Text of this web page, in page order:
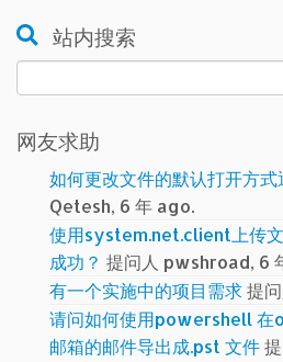
站内搜索
索：
网友求助
如何更改文件的默认打开方
Qetesh, 6 年 ago.
使用system.net.client上传
成功？ 提问人 pwshroad, 6
有一个实施中的项目需求提
请问如何使用powershell 在
邮箱的邮件导出成.pst 文件